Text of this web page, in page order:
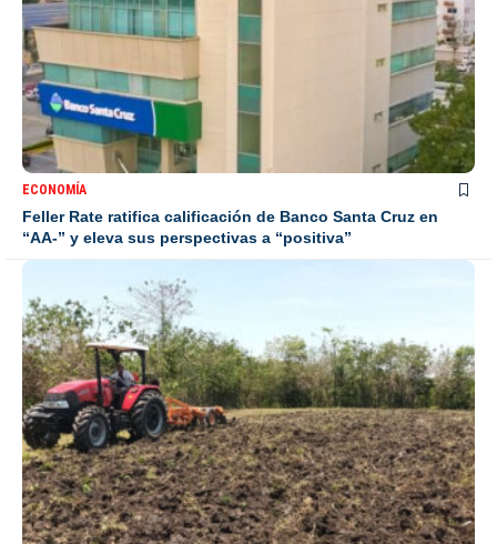
ECONOMÍA
Feller Rate ratifica calificación de Banco Santa Cruz en
“AA-” y eleva sus perspectivas a “positiva”